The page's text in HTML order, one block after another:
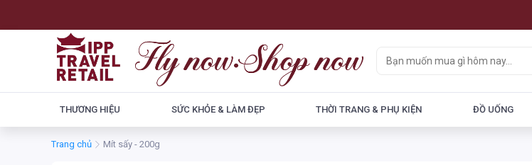
THƯƠNG HIỆU SỨC KHỎE & LÀM ĐẸP THỜI TRANG & PHỤ KIỆN ĐỒ UỐNG
Trang chủ Mít sấy - 200g